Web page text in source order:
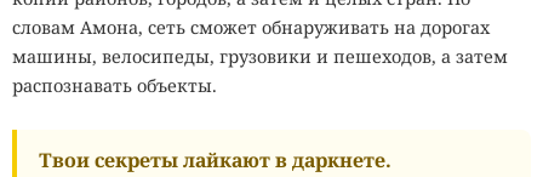
словам Амона, сеть сможет обнаруживать на дорогах
машины, велосипеды, грузовики и пешеходов, а затем
распознавать объекты.
Твои секреты лайкают в даркнете.